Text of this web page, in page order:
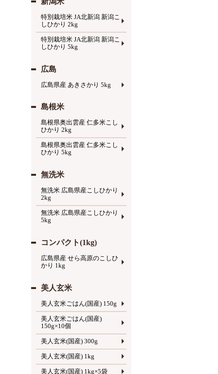
特別栽培米 JA北新潟 新潟こ
しひかり 2kg
特別栽培米 JA北新潟 新潟こ
しひかり 5kg
広島
広島県産 あきさかり 5kg
島根米
島根県奥出雲産 仁多米こし
ひかり 2kg
島根県奥出雲産 仁多米こし
ひかり 5kg
無洗米
無洗米 広島県産こしひかり
2kg
無洗米 広島県産こしひかり
5kg
コンパクト(1kg)
広島県産 せら高原のこしひ
かり 1kg
美人玄米
美人玄米ごはん(国産) 150g
美人玄米ごはん(国産)
150g×10個
美人玄米(国産) 300g
美人玄米(国産) 1kg
美人玄米(国産) 1kg×5袋